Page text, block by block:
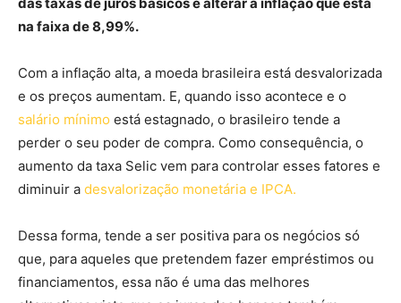
na faixa de 8,99%.
Com a inflação alta, a moeda brasileira está desvalorizada
e os preços aumentam. E, quando isso acontece e o
salário mínimo está estagnado, o brasileiro tende a
perder o seu poder de compra. Como consequência, o
aumento da taxa Selic vem para controlar esses fatores e
diminuir a desvalorização monetária e IPCA.
Dessa forma, tende a ser positiva para os negócios só
que, para aqueles que pretendem fazer empréstimos ou
financiamentos, essa não é uma das melhores